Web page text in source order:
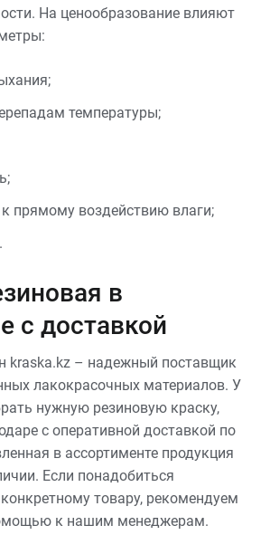
На ценообразование влияют
температуры;
к прямому воздействию влаги;
в
с доставкой
kraska.kz – надежный поставщик
лакокрасочных материалов. У
нужную резиновую краску,
с оперативной доставкой по
в ассортименте продукция
Если понадобиться
товару, рекомендуем
к нашим менеджерам.